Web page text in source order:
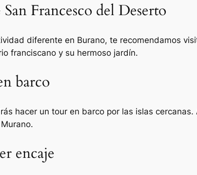
Francesco del Deserto
diferente en Burano, te recomendamos
franciscano y su hermoso jardín.
barco
hacer un tour en barco por las islas
encaje